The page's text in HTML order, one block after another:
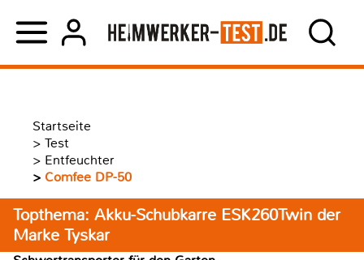
Startseite
> Test
> Entfeuchter
> Comfee DP-50
Topthema: Akku-Schubkarre ESK260Twin der
Marke Tyskar